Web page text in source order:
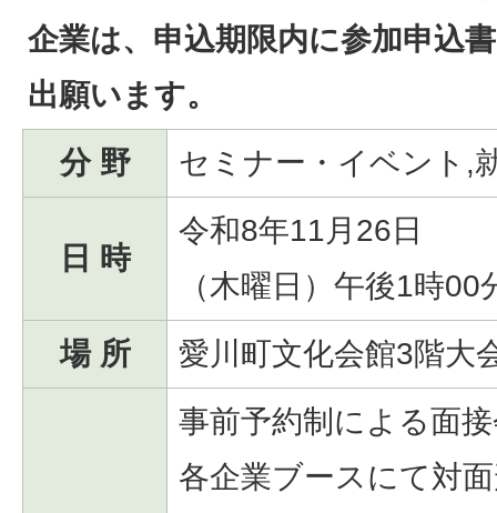
企業は、申込期限内に参加申込
出願います。
分 野
セミナー・イベント,
日 時
令和8年11月26日
（木曜日）午後1時
場 所
愛川町文化会館3階大
事前予約制による面
各企業ブースにて対